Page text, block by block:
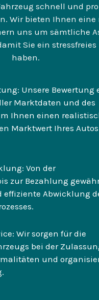
schnell und
Wir bieten Ihnen eine
uns um sämtliche
Sie ein
haben.
Unsere Bewertung
Marktdaten und des
Ihnen einen
Marktwert Ihres Autos
Von der
zur Bezahlung
effiziente Abwicklung
Wir sorgen für die
bei der
und